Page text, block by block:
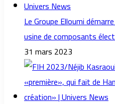
Le Groupe Elloumi
usine de composants
31 mars 2023